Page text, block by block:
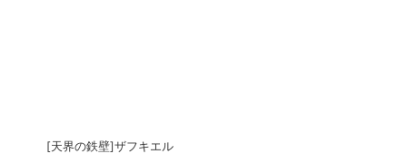
[天界の鉄壁]ザフキエル